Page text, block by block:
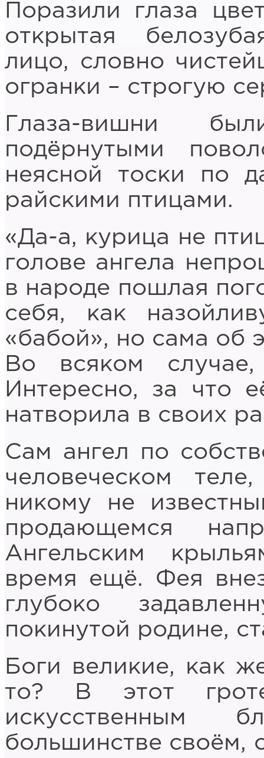
Поразили глаза
открытая
лицо, словно
огранки – строгую
Глаза-вишни
подёрнутыми
неясной тоски по
райскими птицами.
«Да-а, курица не
голове ангела
в народе пошлая
себя, как
«бабой», но сама об
Во всяком случае,
Интересно, за что
натворила в своих
Сам ангел по
человеческом
никому не
продающемся
Ангельским
время ещё. Фея
глубоко
покинутой родине,
Боги великие, как
то? В этот
искусственным
большинстве своём,